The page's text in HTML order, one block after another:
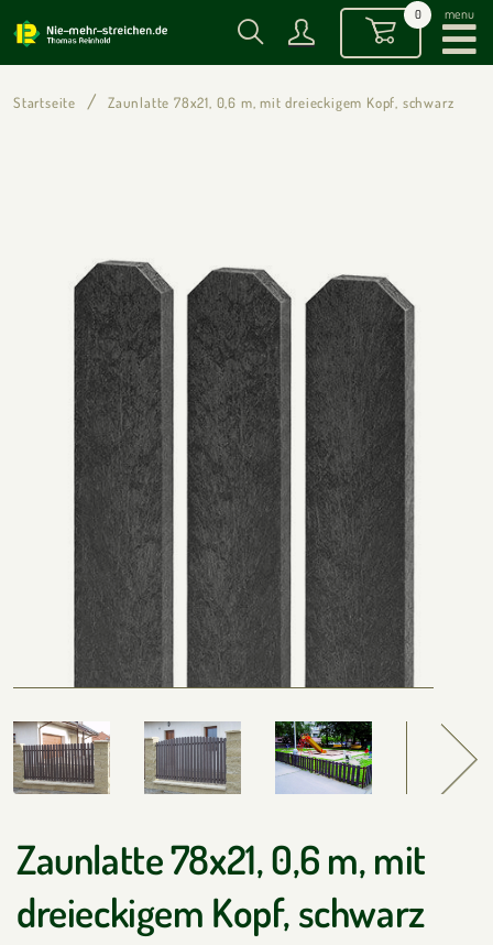
0 menu
Startseite Zaunlatte 78x21, 0,6 m, mit dreieckigem Kopf, schwarz
Zaunlatte 78x21, 0,6 m, mit
dreieckigem Kopf, schwarz